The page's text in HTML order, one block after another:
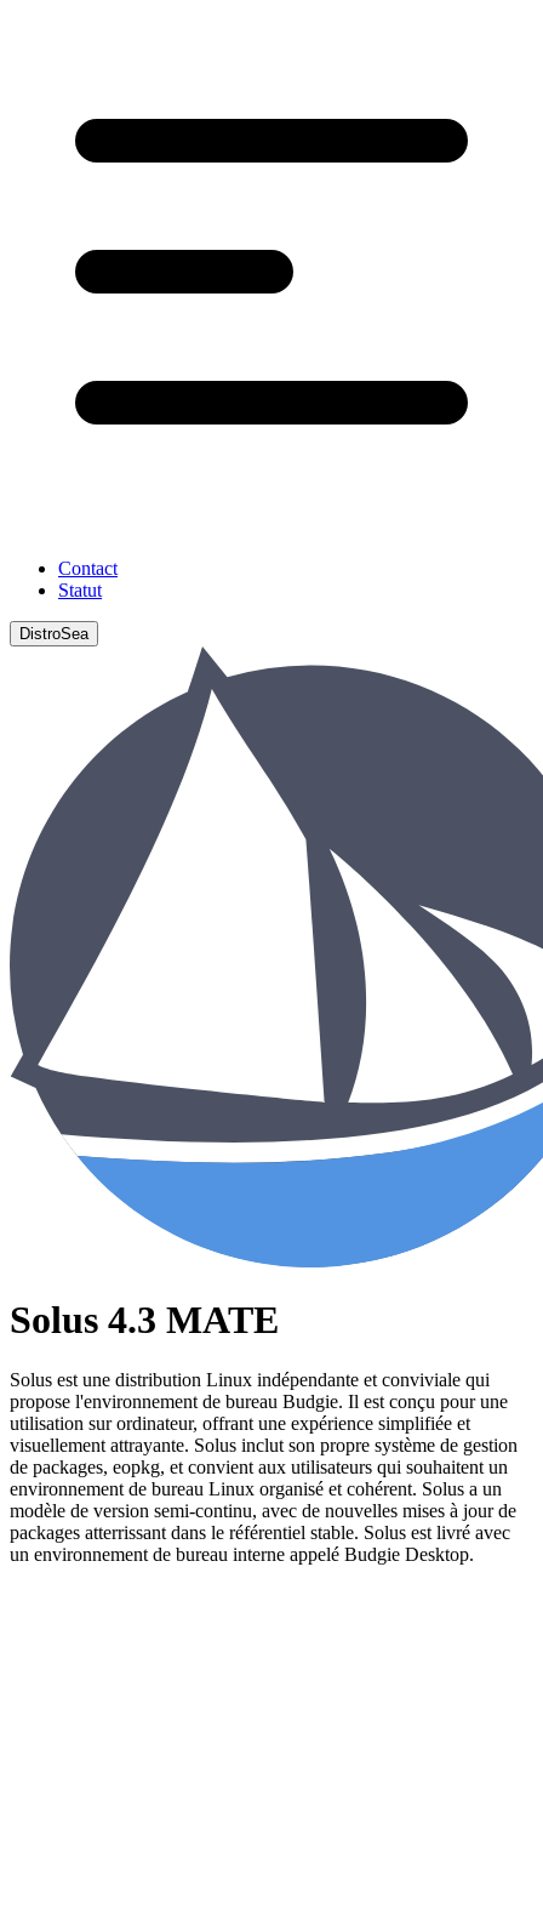
Contact
Statut
DistroSea
Solus 4.3 MATE
Solus est une distribution Linux indépendante et conviviale qui
propose l'environnement de bureau Budgie. Il est conçu pour une
utilisation sur ordinateur, offrant une expérience simplifiée et
visuellement attrayante. Solus inclut son propre système de gestion
de packages, eopkg, et convient aux utilisateurs qui souhaitent un
environnement de bureau Linux organisé et cohérent. Solus a un
modèle de version semi-continu, avec de nouvelles mises à jour de
packages atterrissant dans le référentiel stable. Solus est livré avec
un environnement de bureau interne appelé Budgie Desktop.